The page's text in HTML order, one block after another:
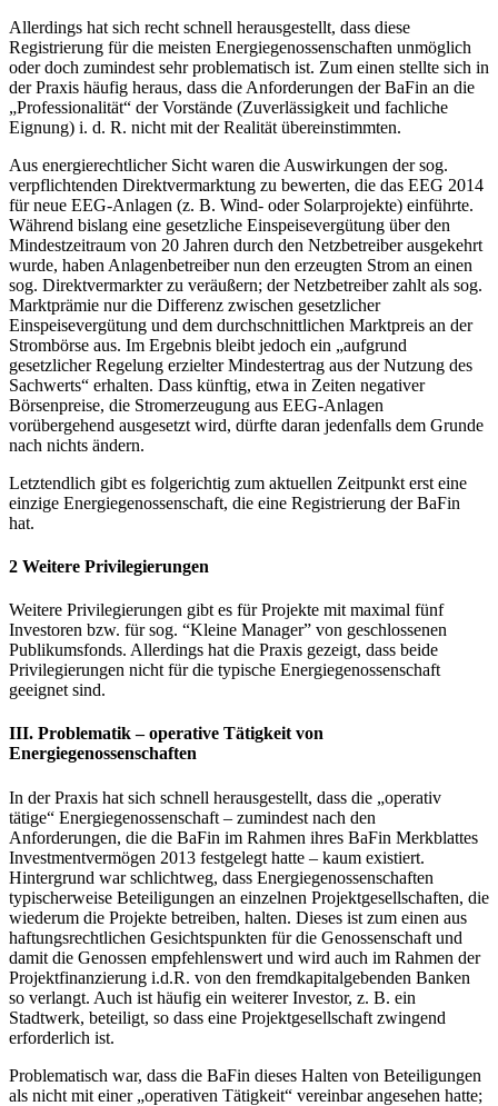
Allerdings hat sich recht schnell herausgestellt, dass diese
Registrierung für die meisten Energiegenossenschaften unmöglich
oder doch zumindest sehr problematisch ist. Zum einen stellte sich in
der Praxis häufig heraus, dass die Anforderungen der BaFin an die
„Professionalität“ der Vorstände (Zuverlässigkeit und fachliche
Eignung) i. d. R. nicht mit der Realität übereinstimmten.
Aus energierechtlicher Sicht waren die Auswirkungen der sog.
verpflichtenden Direktvermarktung zu bewerten, die das EEG 2014
für neue EEG-Anlagen (z. B. Wind- oder Solarprojekte) einführte.
Während bislang eine gesetzliche Einspeisevergütung über den
Mindestzeitraum von 20 Jahren durch den Netzbetreiber ausgekehrt
wurde, haben Anlagenbetreiber nun den erzeugten Strom an einen
sog. Direktvermarkter zu veräußern; der Netzbetreiber zahlt als sog.
Marktprämie nur die Differenz zwischen gesetzlicher
Einspeisevergütung und dem durchschnittlichen Marktpreis an der
Strombörse aus. Im Ergebnis bleibt jedoch ein „aufgrund
gesetzlicher Regelung erzielter Mindestertrag aus der Nutzung des
Sachwerts“ erhalten. Dass künftig, etwa in Zeiten negativer
Börsenpreise, die Stromerzeugung aus EEG-Anlagen
vorübergehend ausgesetzt wird, dürfte daran jedenfalls dem Grunde
nach nichts ändern.
Letztendlich gibt es folgerichtig zum aktuellen Zeitpunkt erst eine
einzige Energiegenossenschaft, die eine Registrierung der BaFin
hat.
2 Weitere Privilegierungen
Weitere Privilegierungen gibt es für Projekte mit maximal fünf
Investoren bzw. für sog. “Kleine Manager” von geschlossenen
Publikumsfonds. Allerdings hat die Praxis gezeigt, dass beide
Privilegierungen nicht für die typische Energiegenossenschaft
geeignet sind.
III. Problematik – operative Tätigkeit von
Energiegenossenschaften
In der Praxis hat sich schnell herausgestellt, dass die „operativ
tätige“ Energiegenossenschaft – zumindest nach den
Anforderungen, die die BaFin im Rahmen ihres BaFin Merkblattes
Investmentvermögen 2013 festgelegt hatte – kaum existiert.
Hintergrund war schlichtweg, dass Energiegenossenschaften
typischerweise Beteiligungen an einzelnen Projektgesellschaften, die
wiederum die Projekte betreiben, halten. Dieses ist zum einen aus
haftungsrechtlichen Gesichtspunkten für die Genossenschaft und
damit die Genossen empfehlenswert und wird auch im Rahmen der
Projektfinanzierung i.d.R. von den fremdkapitalgebenden Banken
so verlangt. Auch ist häufig ein weiterer Investor, z. B. ein
Stadtwerk, beteiligt, so dass eine Projektgesellschaft zwingend
erforderlich ist.
Problematisch war, dass die BaFin dieses Halten von Beteiligungen
als nicht mit einer „operativen Tätigkeit“ vereinbar angesehen hatte;